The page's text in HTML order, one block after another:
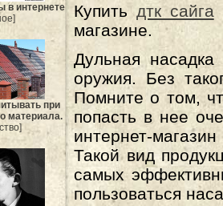
в интернете
при
материала.
Купитьдтк сайга
магазине.
Дульная
оружия. Без
Помните о том,
попасть в нее
интернет-
Такой вид
самых
пользоваться